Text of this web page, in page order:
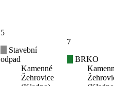
5
Stavební
odpad
Kamenné
Žehrovice
7
BRKO